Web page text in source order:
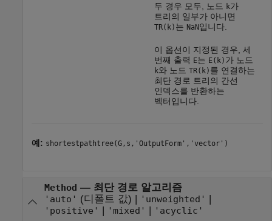
두 경우 모두, 노드 k가
트리의 일부가 아니면
TR(k) 는 NaN입니다.
이 옵션이 지정된 경우, 세
번째 출력 E는 E(k) 가 노드
k와 노드 TR(k) 를 연결하는
최단 경로 트리의 간선
인덱스를 반환하는
벡터입니다.
예: shortestpathtree(G,s,'OutputForm','vector')
Method — 최단 경로 알고리즘
'auto' (디폴트 값) | 'unweighted' |
'positive' | 'mixed' | 'acyclic'